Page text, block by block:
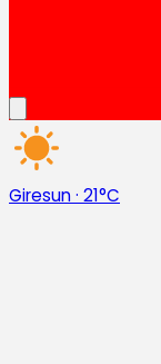
Giresun· 21°C